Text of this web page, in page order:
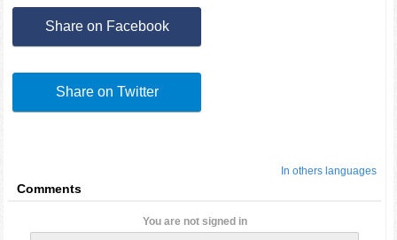
Share on Facebook
Share on Twitter
In others languages
Comments
You are not signed in